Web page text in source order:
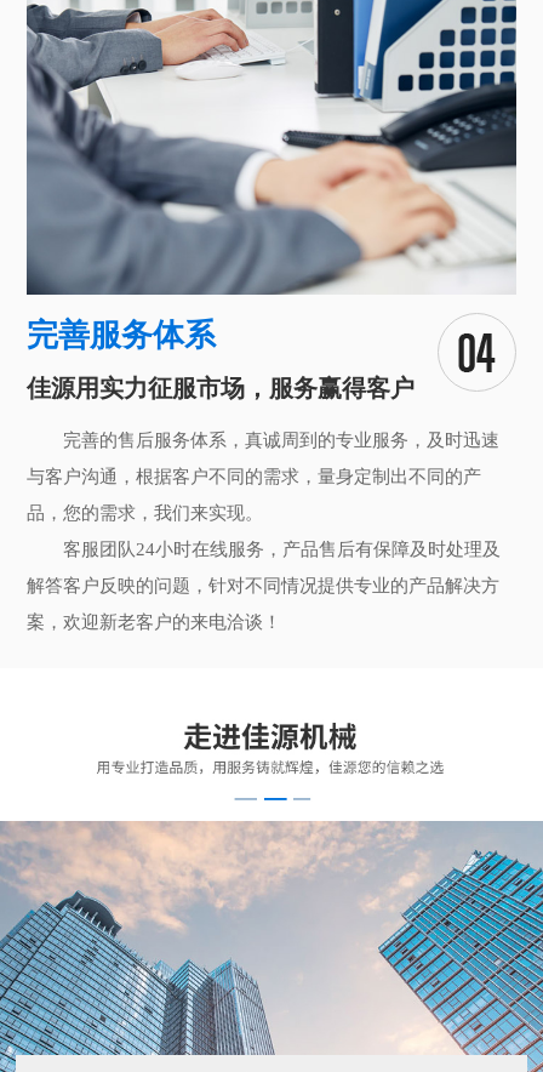
完善服务体系
佳源用实力征服市场，服务赢得客户
完善的售后服务体系，真诚周到的专业服务，及时迅速
与客户沟通，根据客户不同的需求，量身定制出不同的产
品，您的需求，我们来实现。
客服团队24小时在线服务，产品售后有保障及时处理及
解答客户反映的问题，针对不同情况提供专业的产品解决方
案，欢迎新老客户的来电洽谈！